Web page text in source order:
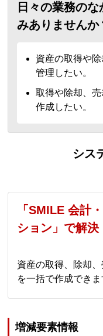
日々の業務の
みありませんか
資産の取得や
管理したい。
取得や除却、
作成したい。
シス
「SMILE 会計
ション」で解決
資産の取得、除却
を一括で作成できま
増減要素情報